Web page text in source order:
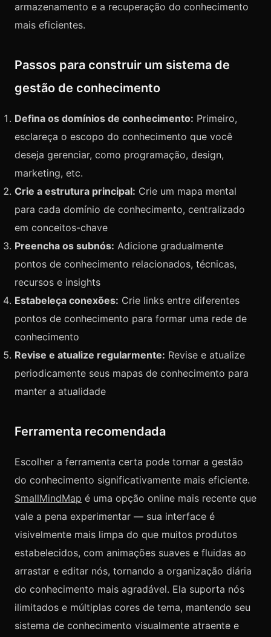
armazenamento e a recuperação do conhecimento
mais eficientes.
Passos para construir um sistema de
gestão de conhecimento
Defina os domínios de conhecimento: Primeiro,
esclareça o escopo do conhecimento que você
deseja gerenciar, como programação, design,
marketing, etc.
Crie a estrutura principal: Crie um mapa mental
para cada domínio de conhecimento, centralizado
em conceitos-chave
Preencha os subnós: Adicione gradualmente
pontos de conhecimento relacionados, técnicas,
recursos e insights
Estabeleça conexões: Crie links entre diferentes
pontos de conhecimento para formar uma rede de
conhecimento
Revise e atualize regularmente: Revise e atualize
periodicamente seus mapas de conhecimento para
manter a atualidade
Ferramenta recomendada
Escolher a ferramenta certa pode tornar a gestão
do conhecimento significativamente mais eficiente.
SmallMindMap é uma opção online mais recente que
vale a pena experimentar — sua interface é
visivelmente mais limpa do que muitos produtos
estabelecidos, com animações suaves e fluidas ao
arrastar e editar nós, tornando a organização diária
do conhecimento mais agradável. Ela suporta nós
ilimitados e múltiplas cores de tema, mantendo seu
sistema de conhecimento visualmente atraente e